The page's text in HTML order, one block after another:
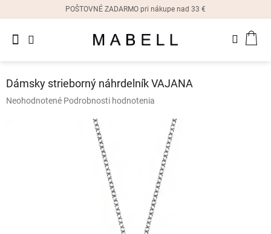
POŠTOVNÉ ZADARMO pri nákupe nad 33 €
Dámske
náušnice
Dámsky strieborný náhrdelník VAJANA
Priemerné
Neohodnotené Podrobnosti hodnotenia